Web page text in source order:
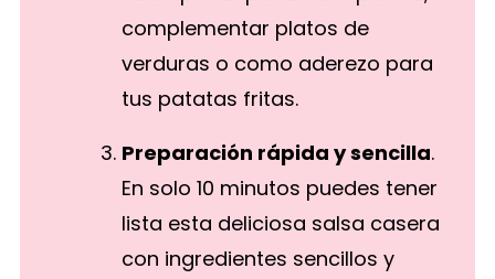
complementar platos de
verduras o como aderezo para
tus patatas fritas.
Preparación rápida y sencilla.
En solo 10 minutos puedes tener
lista esta deliciosa salsa casera
con ingredientes sencillos y